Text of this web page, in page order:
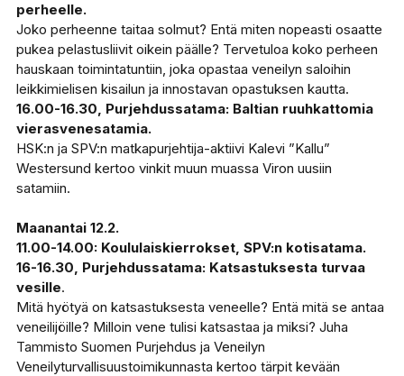
perheelle.
Joko perheenne taitaa solmut? Entä miten nopeasti osaatte
pukea pelastusliivit oikein päälle? Tervetuloa koko perheen
hauskaan toimintatuntiin, joka opastaa veneilyn saloihin
leikkimielisen kisailun ja innostavan opastuksen kautta.
16.00-16.30, Purjehdussatama: Baltian ruuhkattomia
vierasvenesatamia.
HSK:n ja SPV:n matkapurjehtija-aktiivi Kalevi ”Kallu”
Westersund kertoo vinkit muun muassa Viron uusiin
satamiin.
Maanantai 12.2.
11.00-14.00: Koululaiskierrokset, SPV:n kotisatama.
16-16.30, Purjehdussatama: Katsastuksesta turvaa
vesille.
Mitä hyötyä on katsastuksesta veneelle? Entä mitä se antaa
veneilijöille? Milloin vene tulisi katsastaa ja miksi? Juha
Tammisto Suomen Purjehdus ja Veneilyn
Veneilyturvallisuustoimikunnasta kertoo tärpit kevään